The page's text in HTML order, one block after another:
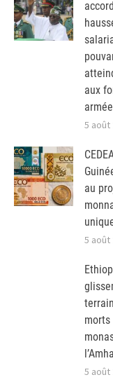
aux
5 août
au
5 août
morts
5 août